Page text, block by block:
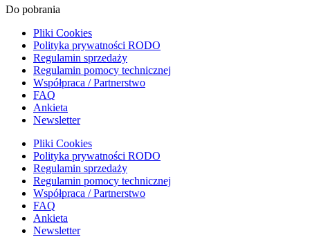
Do pobrania
Pliki Cookies
Polityka prywatności RODO
Regulamin sprzedaży
Regulamin pomocy technicznej
Współpraca / Partnerstwo
FAQ
Ankieta
Newsletter
Pliki Cookies
Polityka prywatności RODO
Regulamin sprzedaży
Regulamin pomocy technicznej
Współpraca / Partnerstwo
FAQ
Ankieta
Newsletter